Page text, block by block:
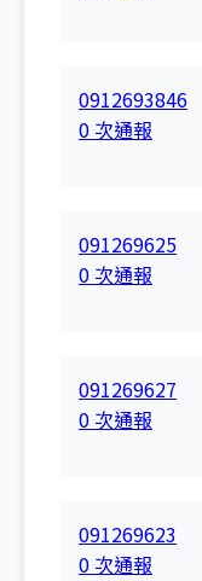
0912693846
0 次通報
091269625
0 次通報
091269627
0 次通報
091269623
0 次通報